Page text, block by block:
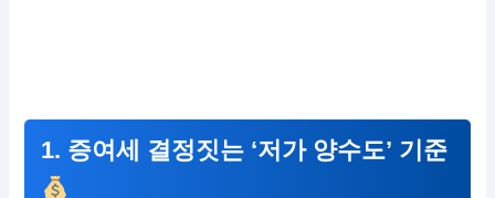
1. 증여세 결정짓는 ‘저가 양수도’ 기준